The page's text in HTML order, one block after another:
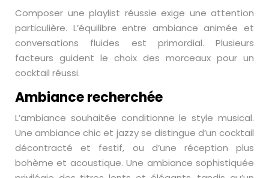
Composer une playlist réussie exige une attention
particulière. L’équilibre entre ambiance animée et
conversations fluides est primordial. Plusieurs
facteurs guident le choix des morceaux pour un
cocktail réussi.
Ambiance recherchée
L’ambiance souhaitée conditionne le style musical.
Une ambiance chic et jazzy se distingue d’un cocktail
décontracté et festif, ou d’une réception plus
bohème et acoustique. Une ambiance sophistiquée